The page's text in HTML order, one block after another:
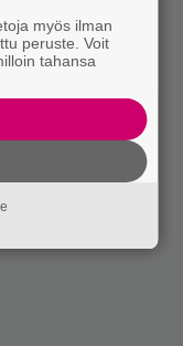
myös ilman
peruste. Voit
tahansa